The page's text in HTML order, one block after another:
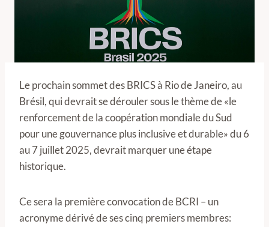
Le prochain sommet des BRICS à Rio de Janeiro, au
Brésil, qui devrait se dérouler sous le thème de «le
renforcement de la coopération mondiale du Sud
pour une gouvernance plus inclusive et durable» du 6
au 7 juillet 2025, devrait marquer une étape
historique.
Ce sera la première convocation de BCRI – un
acronyme dérivé de ses cinq premiers membres: